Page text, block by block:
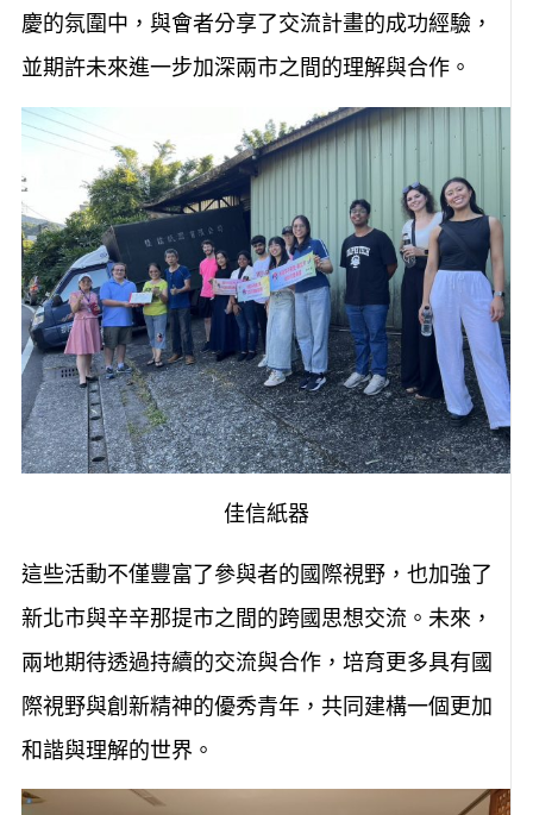
慶的氛圍中，與會者分享了交流計畫的成功經驗，
並期許未來進一步加深兩市之間的理解與合作。
佳信紙器
這些活動不僅豐富了參與者的國際視野，也加強了
新北市與辛辛那提市之間的跨國思想交流。未來，
兩地期待透過持續的交流與合作，培育更多具有國
際視野與創新精神的優秀青年，共同建構一個更加
和諧與理解的世界。